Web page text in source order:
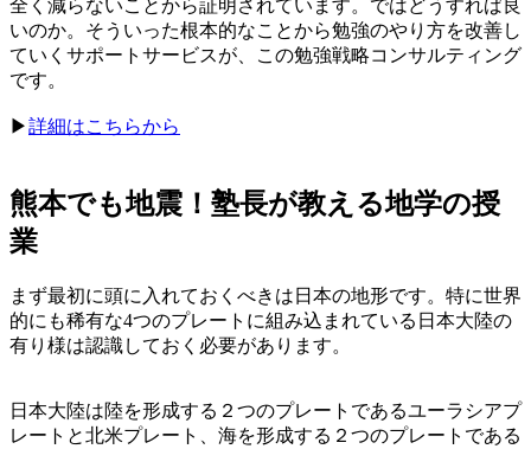
全く減らないことから証明されています。ではどうすれば良
いのか。そういった根本的なことから勉強のやり方を改善し
ていくサポートサービスが、この勉強戦略コンサルティング
です。
▶︎詳細はこちらから
熊本でも地震！塾長が教える地学の授
業
まず最初に頭に入れておくべきは日本の地形です。特に世界
的にも稀有な4つのプレートに組み込まれている日本大陸の
有り様は認識しておく必要があります。
日本大陸は陸を形成する２つのプレートであるユーラシアプ
レートと北米プレート、海を形成する２つのプレートである